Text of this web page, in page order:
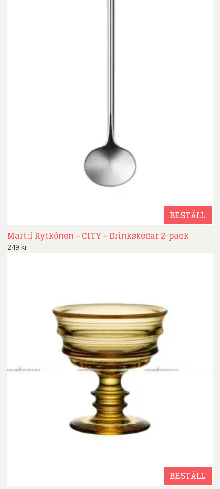
BESTÄLL
Martti Rytkönen – CITY – Drinkskedar 2-pack
249 kr
BESTÄLL